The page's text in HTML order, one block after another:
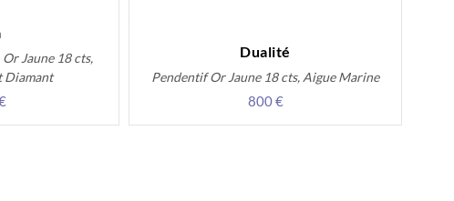
Jaune 18 cts,
Diamant
Dualité
Pendentif Or Jaune 18 cts, Aigue Marine
800 €